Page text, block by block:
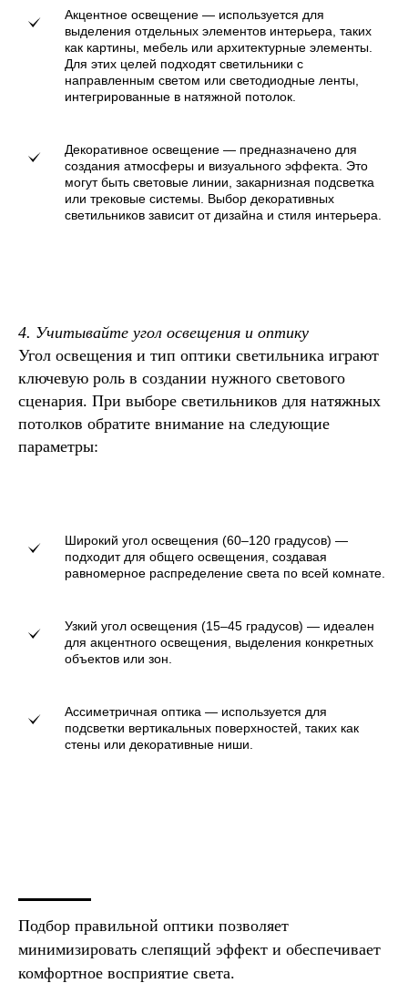
Акцентное освещение — используется для
выделения отдельных элементов интерьера, таких
как картины, мебель или архитектурные элементы.
Для этих целей подходят светильники с
направленным светом или светодиодные ленты,
интегрированные в натяжной потолок.
Декоративное освещение — предназначено для
создания атмосферы и визуального эффекта. Это
могут быть световые линии, закарнизная подсветка
или трековые системы. Выбор декоративных
светильников зависит от дизайна и стиля интерьера.
4. Учитывайте угол освещения и оптику
Угол освещения и тип оптики светильника играют
ключевую роль в создании нужного светового
сценария. При выборе светильников для натяжных
потолков обратите внимание на следующие
параметры:
Широкий угол освещения (60–120 градусов) —
подходит для общего освещения, создавая
равномерное распределение света по всей комнате.
Узкий угол освещения (15–45 градусов) — идеален
для акцентного освещения, выделения конкретных
объектов или зон.
Ассиметричная оптика — используется для
подсветки вертикальных поверхностей, таких как
стены или декоративные ниши.
Подбор правильной оптики позволяет
минимизировать слепящий эффект и обеспечивает
комфортное восприятие света.